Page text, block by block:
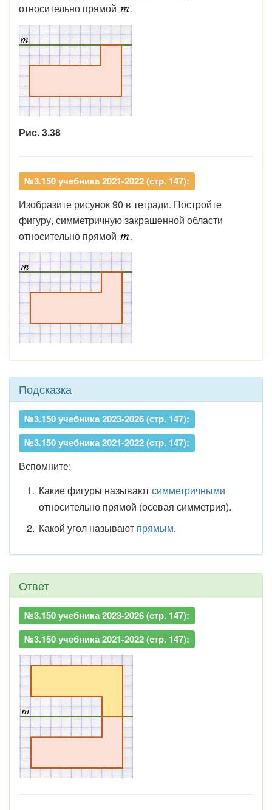
относительно прямой
.
Рис. 3.38
№3.150 учебника 2021-2022 (стр. 147):
Изобразите рисунок 90 в тетради. Постройте
фигуру, симметричную закрашенной области
относительно прямой
.
Подсказка
№3.150 учебника 2023-2026 (стр. 147):
№3.150 учебника 2021-2022 (стр. 147):
Вспомните:
Какие фигуры называютсимметричными
относительно прямой (осевая симметрия).
Какой угол называют прямым.
Ответ
№3.150 учебника 2023-2026 (стр. 147):
№3.150 учебника 2021-2022 (стр. 147):